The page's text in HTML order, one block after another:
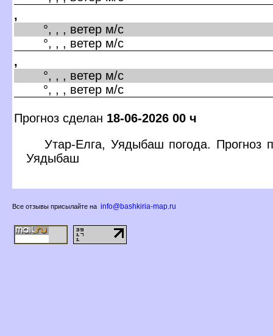
,
°, , , ветер м/с
°, , , ветер м/с
,
°, , , ветер м/с
°, , , ветер м/с
Прогноз сделан 18-06-2026 00 ч
Утар-Елга, Уядыбаш погода. Прогноз
Уядыбаш
се отзывы присылайте на info@bashkiria-map.ru